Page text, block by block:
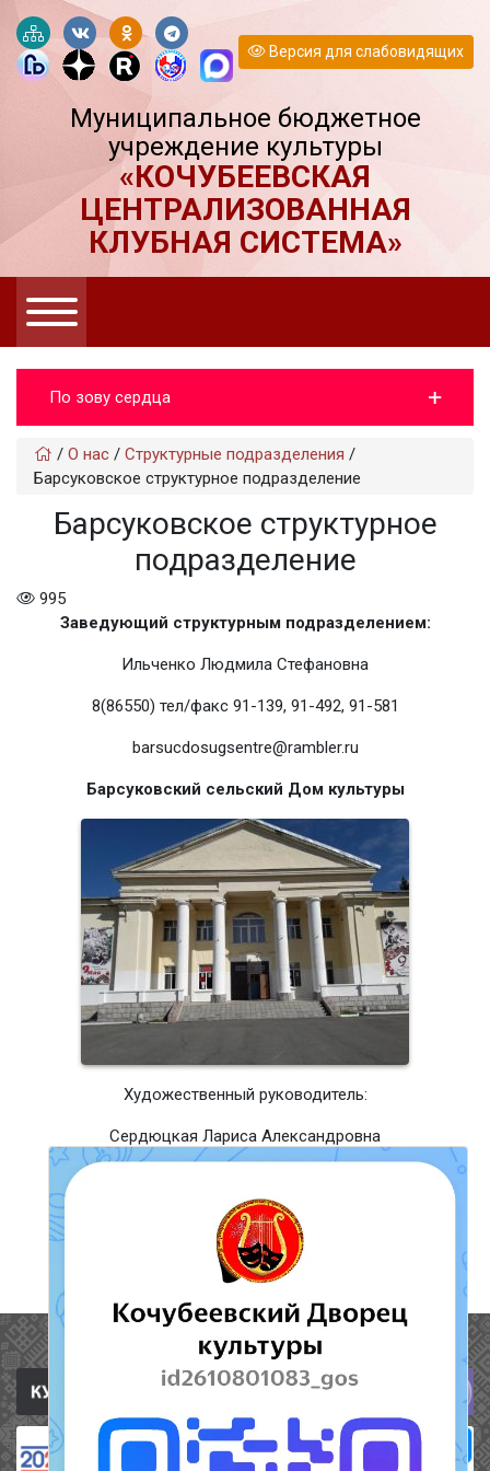
Версия для слабовидящих
Муниципальное бюджетное
учреждение культуры
«КОЧУБЕЕВСКАЯ
ЦЕНТРАЛИЗОВАННАЯ
КЛУБНАЯ СИСТЕМА»
По зову сердца
/ О нас / Структурные подразделения /
Барсуковское структурное подразделение
Барсуковское структурное
подразделение
995
Заведующий структурным подразделением:
Ильченко Людмила Стефановна
8(86550) тел/факс 91-139, 91-492, 91-581
barsucdosugsentre@rambler.ru
Барсуковский сельский Дом культуры
Художественный руководитель:
Сердюцкая Лариса Александровна
barsucdosugsentre@rambler.ru
На сайте культура.рф
Полезные ссылки